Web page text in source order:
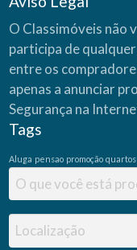
O Classimóveis não
participa de
entre os
apenas a anunciar
Segurança na
Tags
Aluga pensao promoção